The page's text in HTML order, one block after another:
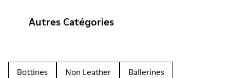
Autres Catégories
Bottines Non Leather
Ballerines